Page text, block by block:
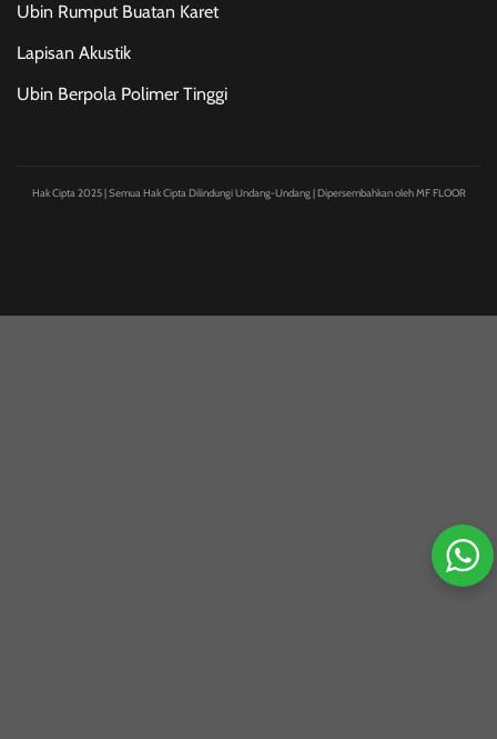
Ubin Rumput Buatan Karet
Lapisan Akustik
Ubin Berpola Polimer Tinggi
Hak Cipta 2025 | Semua Hak Cipta Dilindungi Undang-Undang | Dipersembahkan oleh MF FLOOR